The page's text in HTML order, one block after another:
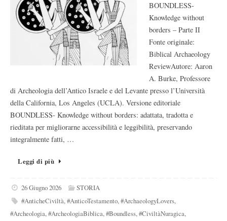
BOUNDLESS-
Knowledge without
borders – Parte II
Fonte originale:
Biblical Archaeology
ReviewAutore: Aaron
A. Burke, Professore
di Archeologia dell’Antico Israele e del Levante presso l’Università
della California, Los Angeles (UCLA). Versione editoriale
BOUNDLESS- Knowledge without borders: adattata, tradotta e
rieditata per migliorarne accessibilità e leggibilità, preservando
integralmente fatti, …
Leggi di più
26 Giugno 2026
STORIA
#AnticheCiviltà,#AnticoTestamento,#ArchaeologyLovers,
#Archeologia,#ArcheologiaBiblica,#Boundless,#CiviltàNuragica,